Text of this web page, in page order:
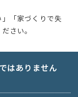
」「家づくりで失
さい。
はありません